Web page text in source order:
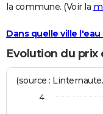
la commune. (Voir la
Dans quelle ville
Evolution du prix
(source :
4